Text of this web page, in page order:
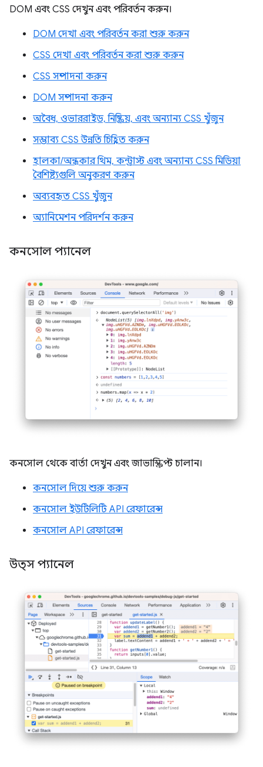
DOM এবং CSS দেখুন এবং পরিবর্তন করুন।
DOM দেখা এবং পরিবর্তন করা শুরু করুন
CSS দেখা এবং পরিবর্তন করা শুরু করুন
CSS সম্পাদনা করুন
DOM সম্পাদনা করুন
অবৈধ, ওভাররাইড, নিষ্ক্রিয়, এবং অন্যান্য CSS খুঁজুন
সম্ভাব্য CSS উন্নতি চিহ্নিত করুন
হালকা/অন্ধকার থিম, কন্ট্রাস্ট এবং অন্যান্য CSS মিডিয়া
বৈশিষ্ট্যগুলি অনুকরণ করুন
অব্যবহৃত CSS খুঁজুন
অ্যানিমেশন পরিদর্শন করুন
কনসোল প্যানেল
কনসোল থেকে বার্তা দেখুন এবং জাভাস্ক্রিপ্ট চালান।
কনসোল দিয়ে শুরু করুন
কনসোল ইউটিলিটি API রেফারেন্স
কনসোল API রেফারেন্স
উত্স প্যানেল